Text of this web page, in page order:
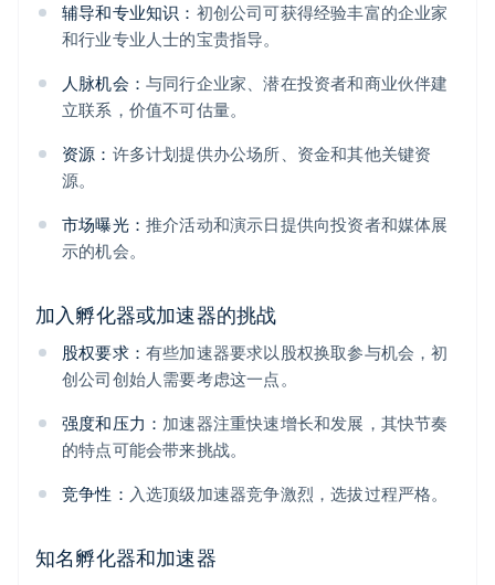
辅导和专业知识： 初创公司可获得经验丰富的企业家
和行业专业人士的宝贵指导。
人脉机会： 与同行企业家、潜在投资者和商业伙伴建
立联系，价值不可估量。
资源： 许多计划提供办公场所、资金和其他关键资
源。
市场曝光： 推介活动和演示日提供向投资者和媒体展
示的机会。
加入孵化器或加速器的挑战
股权要求： 有些加速器要求以股权换取参与机会，初
创公司创始人需要考虑这一点。
强度和压力： 加速器注重快速增长和发展，其快节奏
的特点可能会带来挑战。
竞争性： 入选顶级加速器竞争激烈，选拔过程严格。
知名孵化器和加速器